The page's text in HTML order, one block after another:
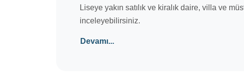
Liseye yakın satılık ve kiralık daire, villa ve
inceleyebilirsiniz.
Devamı...